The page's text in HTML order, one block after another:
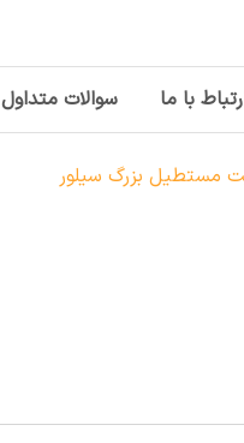
با ما سوالات متداول
مستطیل بزرگ سیلور